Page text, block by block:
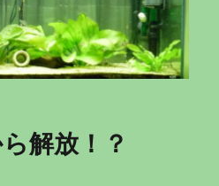
解放！？